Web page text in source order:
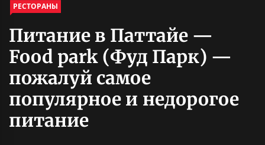
РЕСТОРАНЫ
Питание в Паттайе —
Food park (Фуд Парк) —
пожалуй самое
популярное и недорогое
питание